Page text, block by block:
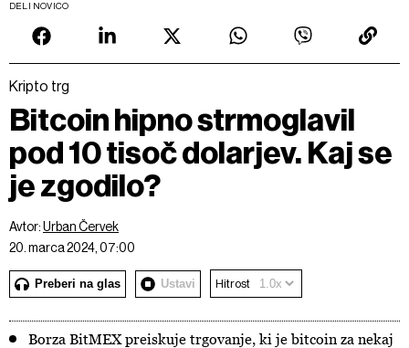
DELI NOVICO
Kripto trg
Bitcoin hipno strmoglavil
pod 10 tisoč dolarjev. Kaj se
je zgodilo?
Avtor:Urban Červek
20. marca 2024, 07:00
Preberi na glas Ustavi Hitrost
Borza BitMEX preiskuje trgovanje, ki je bitcoin za nekaj